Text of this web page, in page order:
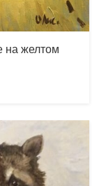
на желтом